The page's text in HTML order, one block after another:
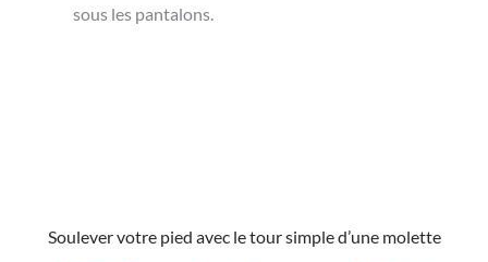
sous les pantalons.
Soulever votre pied avec le tour simple d’une molette